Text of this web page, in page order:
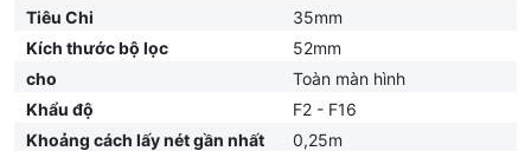
Tiêu Chi
35mm
Kích thước bộ lọc
52mm
cho
Toàn màn hình
Khẩu độ
F2 - F16
Khoảng cách lấy nét gần nhất
0,25m